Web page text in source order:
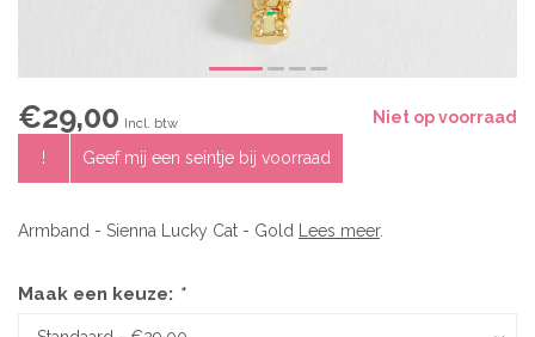
€29,00 Incl. btw Niet op voorraad
! Geef mij een seintje bij voorraad
Armband - Sienna Lucky Cat - Gold Lees meer.
Maak een keuze: *